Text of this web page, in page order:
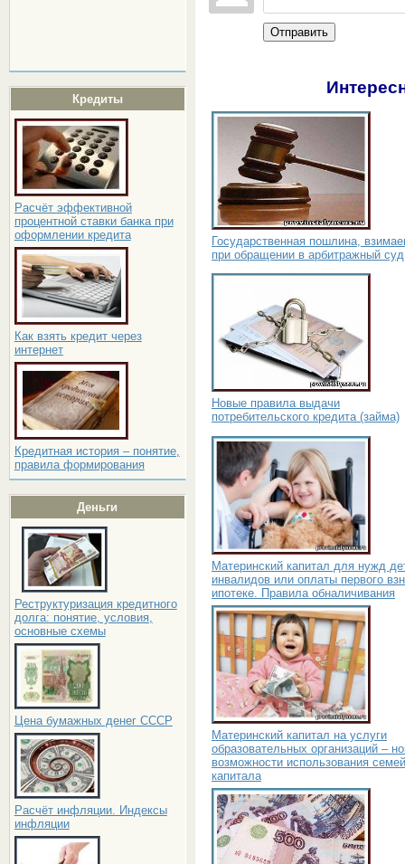
Кредиты
Расчёт эффективной
процентной ставки банка при
оформлении кредита
Как взять кредит через
интернет
Кредитная история – понятие,
правила формирования
Деньги
Реструктуризация кредитного
долга: понятие, условия,
основные схемы
Цена бумажных денег СССР
Расчёт инфляции. Индексы
инфляции
Отправить
Государственная пошлина,
при обращении в арбитражный суд
Новые правила выдачи
потребительского кредита (займа)
Материнский капитал для нужд
инвалидов или оплаты первого
ипотеке. Правила обналичивания
Материнский капитал на услуги
образовательных организаций –
возможности использования
капитала